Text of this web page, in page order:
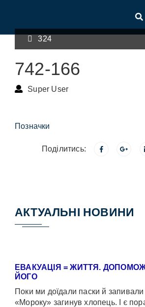
324
742-166
Super User
Позначки
Поділитись:
АКТУАЛЬНІ НОВИНИ
ЕВАКУАЦІЯ = ЖИТТЯ.
ЙОГО
Поки ми доїдали паски й
«Мороку» загинув хлопець. І є